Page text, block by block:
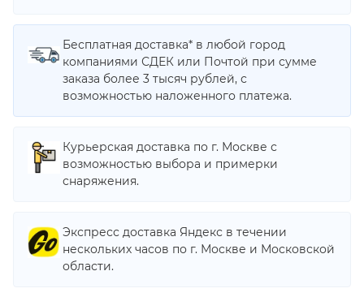
Бесплатная доставка* в любой город
компаниями СДЕК или Почтой при сумме
заказа более 3 тысяч рублей, с
возможностью наложенного платежа.
Курьерская доставка по г. Москве с
возможностью выбора и примерки
снаряжения.
Экспресс доставка Яндекс в течении
нескольких часов по г. Москве и Московской
области.